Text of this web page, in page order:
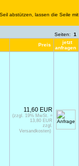
abstützen, lassen die Seile mit
Seiten: 1
Preis
jetzt
anfragen
11,60 EUR
(zzgl. 19% MwSt. =
13,80 EUR
zzgl.
Versandkosten)